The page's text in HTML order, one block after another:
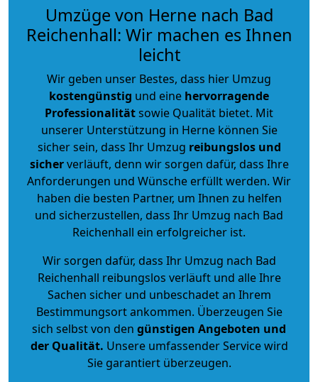
Umzüge von Herne nach Bad
Reichenhall: Wir machen es Ihnen
leicht
Wir geben unser Bestes, dass hier Umzug
kostengünstig und eine hervorragende
Professionalitätsowie Qualität bietet. Mit
unserer Unterstützung in Herne können Sie
sicher sein, dass Ihr Umzug reibungslos und
sicherverläuft, denn wir sorgen dafür, dass Ihre
Anforderungen und Wünsche erfüllt werden. Wir
haben die besten Partner, um Ihnen zu helfen
und sicherzustellen, dass Ihr Umzug nach Bad
Reichenhall ein erfolgreicher ist.
Wir sorgen dafür, dass Ihr Umzug nach Bad
Reichenhall reibungslos verläuft und alle Ihre
Sachen sicher und unbeschadet an Ihrem
Bestimmungsort ankommen. Überzeugen Sie
sich selbst von den günstigen Angeboten und
der Qualität. Unsere umfassender Service wird
Sie garantiert überzeugen.